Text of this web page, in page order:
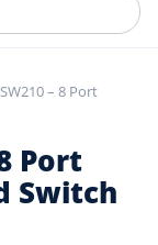
– 8 Port
Port
Switch